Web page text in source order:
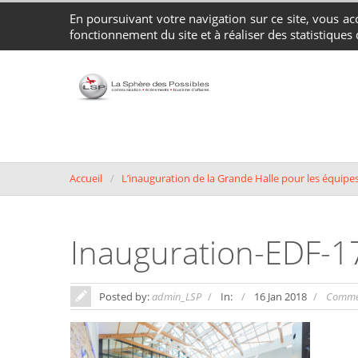
Agence Conseil en Communication, Événements et Tourisme
Accueil L’inauguration de la Grande Halle pour les
Inauguration-EDF-
Posted by:admin_LSP In: 16 Jan 2018
En poursuivant votre navigation sur ce site, vous
fonctionnement du site et à réaliser des statistiques